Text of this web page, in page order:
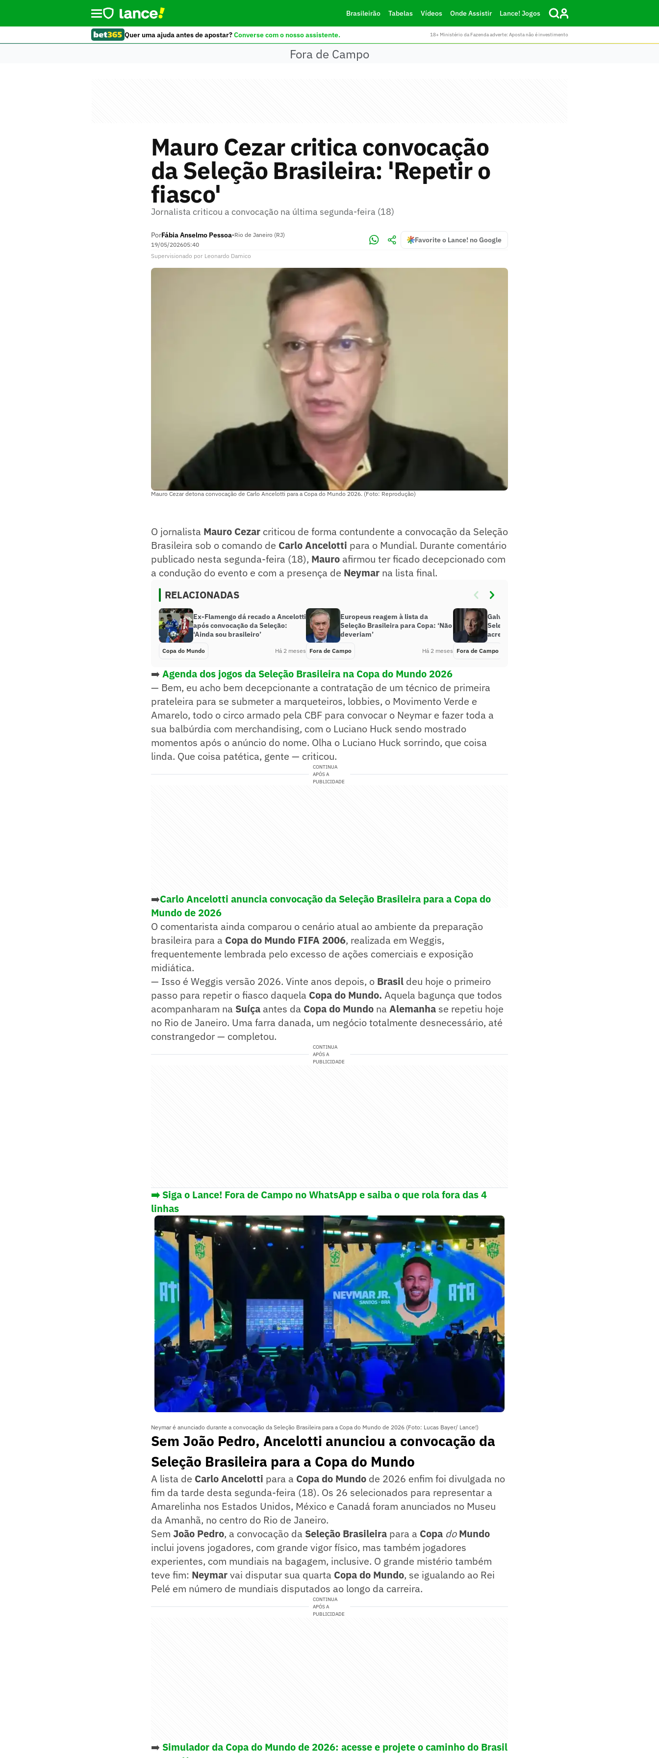
Brasileirão Tabelas Vídeos Onde Assistir Lance! Jogos
Quer uma ajuda antes de apostar?Converse com o nosso assistente. 18+ Ministério da Fazenda adverte: Aposta não é investimento
Fora de Campo
Mauro Cezar critica convocação
da Seleção Brasileira: 'Repetir o
fiasco'
Jornalista criticou a convocação na última segunda-feira (18)
PorFábia Anselmo Pessoa•Rio de Janeiro (RJ)
19/05/202605:40
Favorite o Lance! no Google
Supervisionado por Leonardo Damico
Mauro Cezar detona convocação de Carlo Ancelotti para a Copa do Mundo 2026. (Foto: Reprodução)
O jornalista Mauro Cezar criticou de forma contundente a convocação da Seleção
Brasileira sob o comando de Carlo Ancelotti para o Mundial. Durante comentário
publicado nesta segunda-feira (18), Mauro afirmou ter ficado decepcionado com
a condução do evento e com a presença de Neymar na lista final.
RELACIONADAS
Ex-Flamengo dá recado a Ancelotti
após convocação da Seleção:
‘Ainda sou brasileiro’
Copa do Mundo Há 2 meses
Europeus reagem à lista da
Seleção Brasileira para Copa: ‘Não
deveriam’
Fora de Campo Há 2 meses
Galvão analisa convocação da
Seleção Brasileira: ‘A maioria não
acredita’
Fora de Campo
➡️ Agenda dos jogos da Seleção Brasileira na Copa do Mundo 2026
— Bem, eu acho bem decepcionante a contratação de um técnico de primeira
prateleira para se submeter a marqueteiros, lobbies, o Movimento Verde e
Amarelo, todo o circo armado pela CBF para convocar o Neymar e fazer toda a
sua balbúrdia com merchandising, com o Luciano Huck sendo mostrado
momentos após o anúncio do nome. Olha o Luciano Huck sorrindo, que coisa
linda. Que coisa patética, gente — criticou.
CONTINUA
APÓS A
PUBLICIDADE
➡️Carlo Ancelotti anuncia convocação da Seleção Brasileira para a Copa do
Mundo de 2026
O comentarista ainda comparou o cenário atual ao ambiente da preparação
brasileira para a Copa do Mundo FIFA 2006, realizada em Weggis,
frequentemente lembrada pelo excesso de ações comerciais e exposição
midiática.
— Isso é Weggis versão 2026. Vinte anos depois, o Brasil deu hoje o primeiro
passo para repetir o fiasco daquela Copa do Mundo. Aquela bagunça que todos
acompanharam na Suíça antes da Copa do Mundo na Alemanha se repetiu hoje
no Rio de Janeiro. Uma farra danada, um negócio totalmente desnecessário, até
constrangedor — completou.
CONTINUA
APÓS A
PUBLICIDADE
➡️ Siga o Lance! Fora de Campo no WhatsApp e saiba o que rola fora das 4
linhas
Neymar é anunciado durante a convocação da Seleção Brasileira para a Copa do Mundo de 2026 (Foto: Lucas Bayer/ Lance!)
Sem João Pedro, Ancelotti anunciou a convocação da
Seleção Brasileira para a Copa do Mundo
A lista de Carlo Ancelotti para a Copa do Mundo de 2026 enfim foi divulgada no
fim da tarde desta segunda-feira (18). Os 26 selecionados para representar a
Amarelinha nos Estados Unidos, México e Canadá foram anunciados no Museu
da Amanhã, no centro do Rio de Janeiro.
Sem João Pedro, a convocação da Seleção Brasileira para a Copa doMundo
inclui jovens jogadores, com grande vigor físico, mas também jogadores
experientes, com mundiais na bagagem, inclusive. O grande mistério também
teve fim: Neymarvai disputar sua quarta Copa do Mundo, se igualando ao Rei
Pelé em número de mundiais disputados ao longo da carreira.
CONTINUA
APÓS A
PUBLICIDADE
➡️ Simulador da Copa do Mundo de 2026: acesse e projete o caminho do Brasil